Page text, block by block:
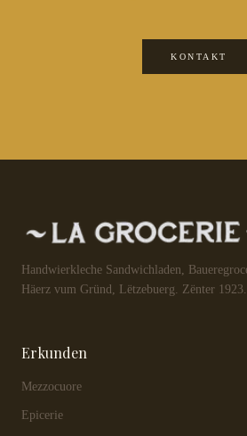
KONTAKT
Handwierkleche Sandwichladen,
Häerz vum Gründ, Lëtzebuerg. Zënter 1923.
Erkunden
Mezzocuore
Epicerie